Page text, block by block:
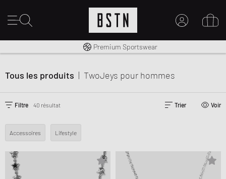
CRÉER UN COMPTE
Livraison gratuite dès 100€
Premium Sportswear
Tous les produits | TwoJeys pour hommes
Filtre 40 résultat Trier Voir
Accessoires Lifestyle